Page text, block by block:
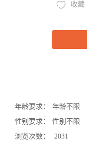
收藏
年龄要求：
年龄不限
性别要求：
性别不限
浏览次数：
2031